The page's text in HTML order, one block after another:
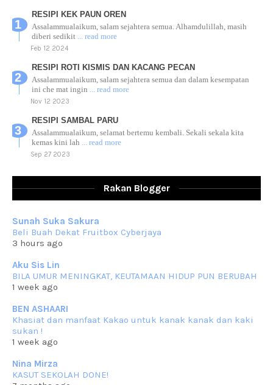
RESIPI KEK PAUN OREN
Assalammualaikum, salam sejahtera semua. Alhamdulillah, masih
diberi sedikit ... read more
Feb 12 2024
RESIPI ROTI KISMIS DAN KACANG PECAN
Assalammualaikum, salam sejahtera semua dan dalam kesempatan
ini che mat ingin ... read more
Nov 12 2023
RESIPI SAMBAL PARU
Assalammualaikum, selamat bertemu kembali. Sekali sekala kita
kemas kini lah ... read more
Sep 27 2023
Assalammualaikum, salam sejahtera dan salam rindu untuk semua.
RESIPI KUIH KASWI KELEDEK UNGU
Assalammualaikum, salam semua. Masih belum terlambat untuk che
mat ucapkan
Jun 30 2023
RESIPI KURMA AYAM MERAH
Assalammualaikum, salam semua. Hari ni 4 Zulhijjah 1444 Hijrah,
Jun 23 2023
RESIPI SAMBAL PARU
Assalammualaikum, salam sejahtera semua. Lama betul che mat tak
Jun 20 2023
Rakan Blogger
Sunah Suka Sakura
Beli Buah Dekat Fruitbox Cyberjaya
3 hours ago
Aku Sis Lin
BILA UMUR MENINGKAT, KEUTAMAAN HIDUP PUN BERUBAH
1 week ago
BEN ASHAARI
Khasiat dan manfaat Kakao untuk kanak kanak dan kaki
sukan !
1 week ago
Nina Mirza
KASUT SEKOLAH DONE!